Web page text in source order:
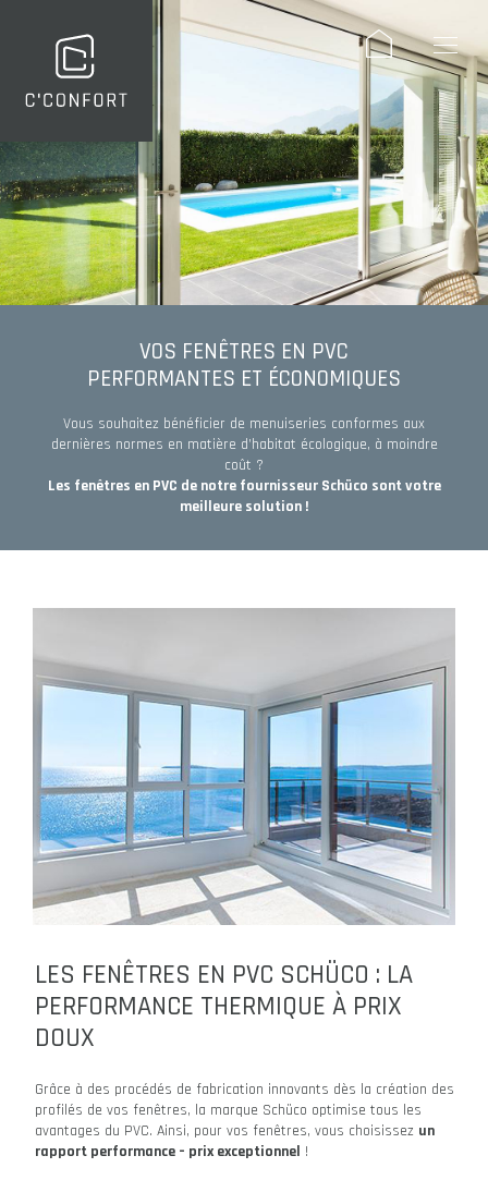
VOS FENÊTRES EN PVC
PERFORMANTES ET ÉCONOMIQUES
Vous souhaitez bénéficier de menuiseries conformes aux
dernières normes en matière d’habitat écologique, à moindre
coût ?
Les fenêtres en PVC de notre fournisseur Schüco sont votre
meilleure solution !
LES FENÊTRES EN PVC SCHÜCO : LA
PERFORMANCE THERMIQUE À PRIX
DOUX
Grâce à des procédés de fabrication innovants dès la création des
profilés de vos fenêtres, la marque Schüco optimise tous les
avantages du PVC. Ainsi, pour vos fenêtres, vous choisissez un
rapport performance – prix exceptionnel !